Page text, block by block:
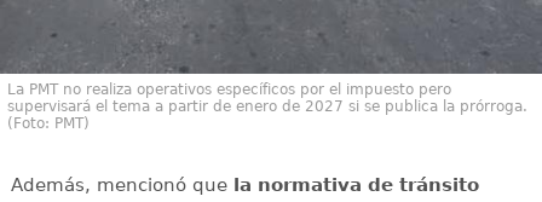
La PMT no realiza operativos específicos por el impuesto pero
supervisará el tema a partir de enero de 2027 si se publica la prórroga.
(Foto: PMT)
Además, mencionó que la normativa de tránsito